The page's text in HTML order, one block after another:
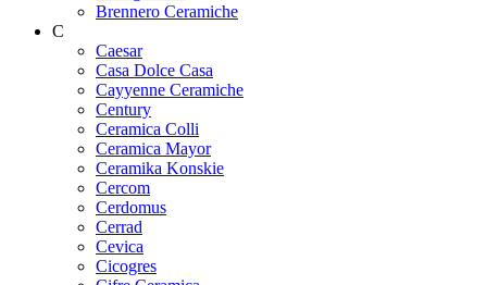
Brennero Ceramiche
C
Caesar
Casa Dolce Casa
Cayyenne Ceramiche
Century
Ceramica Colli
Ceramica Mayor
Ceramika Konskie
Cercom
Cerdomus
Cerrad
Cevica
Cicogres